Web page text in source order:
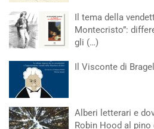
Il tema della
Montecristo”:
gli (…)
Il Visconte di
Alberi letterari e
Robin Hood al pino